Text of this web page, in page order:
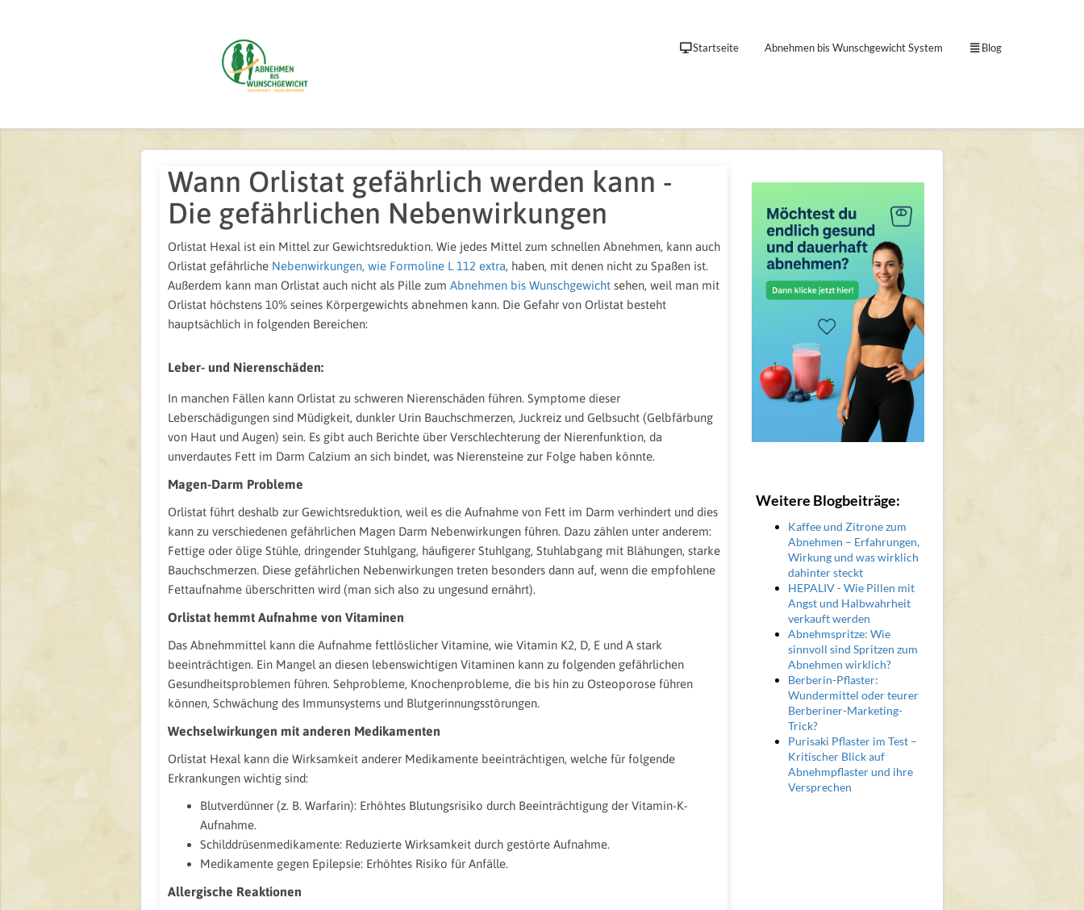
Startseite Abnehmen bis Wunschgewicht System Blog
Wann Orlistat gefährlich werden kann -
Die gefährlichen Nebenwirkungen
Orlistat Hexal ist ein Mittel zur Gewichtsreduktion. Wie jedes Mittel zum schnellen Abnehmen, kann auch
Orlistat gefährliche Nebenwirkungen, wie Formoline L 112 extra, haben, mit denen nicht zu Spaßen ist.
Außerdem kann man Orlistat auch nicht als Pille zum Abnehmen bis Wunschgewicht sehen, weil man mit
Orlistat höchstens 10% seines Körpergewichts abnehmen kann. Die Gefahr von Orlistat besteht
hauptsächlich in folgenden Bereichen:
Leber- und Nierenschäden:
In manchen Fällen kann Orlistat zu schweren Nierenschäden führen. Symptome dieser
Leberschädigungen sind Müdigkeit, dunkler Urin Bauchschmerzen, Juckreiz und Gelbsucht (Gelbfärbung
von Haut und Augen) sein. Es gibt auch Berichte über Verschlechterung der Nierenfunktion, da
unverdautes Fett im Darm Calzium an sich bindet, was Nierensteine zur Folge haben könnte.
Magen-Darm Probleme
Orlistat führt deshalb zur Gewichtsreduktion, weil es die Aufnahme von Fett im Darm verhindert und dies
kann zu verschiedenen gefährlichen Magen Darm Nebenwirkungen führen. Dazu zählen unter anderem:
Fettige oder ölige Stühle, dringender Stuhlgang, häufigerer Stuhlgang, Stuhlabgang mit Blähungen, starke
Bauchschmerzen. Diese gefährlichen Nebenwirkungen treten besonders dann auf, wenn die empfohlene
Fettaufnahme überschritten wird (man sich also zu ungesund ernährt).
Orlistat hemmt Aufnahme von Vitaminen
Das Abnehmmittel kann die Aufnahme fettlöslicher Vitamine, wie Vitamin K2, D, E und A stark
beeinträchtigen. Ein Mangel an diesen lebenswichtigen Vitaminen kann zu folgenden gefährlichen
Gesundheitsproblemen führen. Sehprobleme, Knochenprobleme, die bis hin zu Osteoporose führen
können, Schwächung des Immunsystems und Blutgerinnungsstörungen.
Wechselwirkungen mit anderen Medikamenten
Orlistat Hexal kann die Wirksamkeit anderer Medikamente beeinträchtigen, welche für folgende
Erkrankungen wichtig sind:
Blutverdünner (z. B. Warfarin): Erhöhtes Blutungsrisiko durch Beeinträchtigung der Vitamin-K-
Aufnahme.
Schilddrüsenmedikamente: Reduzierte Wirksamkeit durch gestörte Aufnahme.
Medikamente gegen Epilepsie: Erhöhtes Risiko für Anfälle.
Allergische Reaktionen
Weitere Blogbeiträge:
Kaffee und Zitrone zum
Abnehmen – Erfahrungen,
Wirkung und was wirklich
dahinter steckt
HEPALIV - Wie Pillen mit
Angst und Halbwahrheit
verkauft werden
Abnehmspritze: Wie
sinnvoll sind Spritzen zum
Abnehmen wirklich?
Berberin-Pflaster:
Wundermittel oder teurer
Berberiner-Marketing-
Trick?
Purisaki Pflaster im Test –
Kritischer Blick auf
Abnehmpflaster und ihre
Versprechen